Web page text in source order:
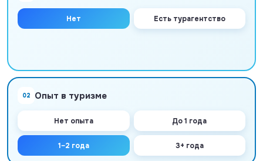
Нет Есть турагентство
02 Опыт в туризме
Нет опыта До 1 года
1–2 года 3+ года